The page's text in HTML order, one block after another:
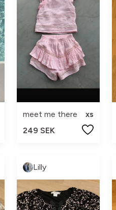
meet me there
xs
249 SEK
Lilly